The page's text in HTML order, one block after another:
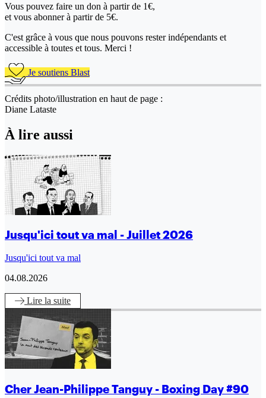
Vous pouvez faire un don à partir de 1€,
et vous abonner à partir de 5€.
C'est grâce à vous que nous pouvons rester indépendants et
accessible à toutes et tous. Merci !
Je soutiens Blast
Crédits photo/illustration en haut de page :
Diane Lataste
À lire aussi
Jusqu'ici tout va mal - Juillet 2026
Jusqu'ici tout va mal
04.08.2026
Lire la suite
Cher Jean-Philippe Tanguy - Boxing Day #90